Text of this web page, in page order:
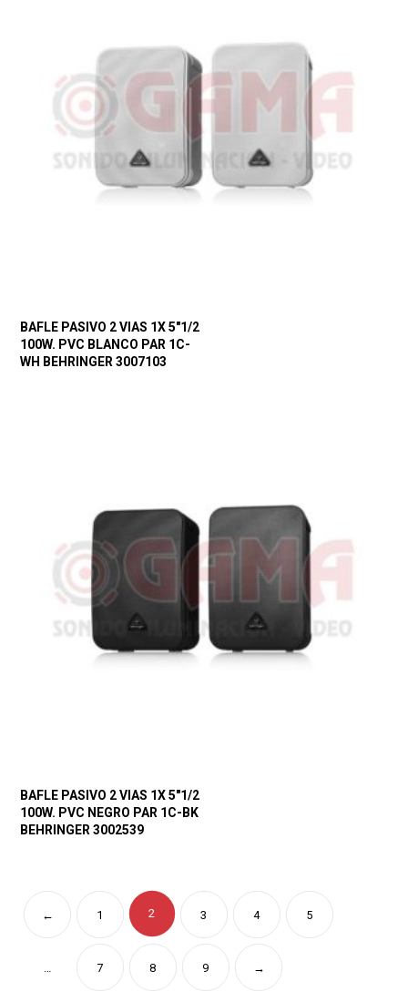
BAFLE PASIVO 2 VIAS 1X 5″1/2
100W. PVC BLANCO PAR 1C-
WH BEHRINGER 3007103
BAFLE PASIVO 2 VIAS 1X 5″1/2
100W. PVC NEGRO PAR 1C-BK
BEHRINGER 3002539
← 1 2 3 4 5
7 8 9 →